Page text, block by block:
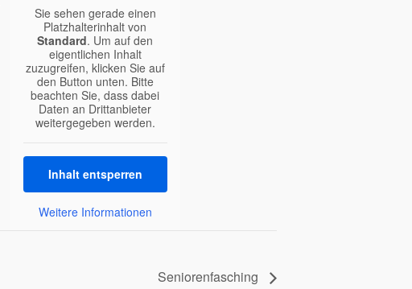
Sie sehen gerade einen
Platzhalterinhalt von
Standard. Um auf den
eigentlichen Inhalt
zuzugreifen, klicken Sie auf
den Button unten. Bitte
beachten Sie, dass dabei
Daten an Drittanbieter
weitergegeben werden.
Inhalt entsperren
Weitere Informationen
Seniorenfasching